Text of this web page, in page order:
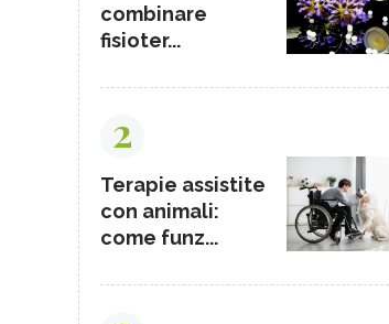
combinare
fisioter...
2
Terapie assistite
con animali:
come funz...